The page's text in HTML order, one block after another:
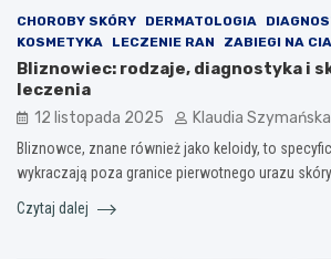
CHOROBY SKÓRY DERMATOLOGIA
KOSMETYKA
LECZENIE RAN ZABIEGI NA
Bliznowiec: rodzaje, diagnostyka i
leczenia
12 listopada 2025 Klaudia Szymańska
Bliznowce, znane również jako keloidy, to
wykraczają poza granice pierwotnego urazu
Czytaj dalej